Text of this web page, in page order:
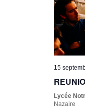
15
Lycée
Nazaire